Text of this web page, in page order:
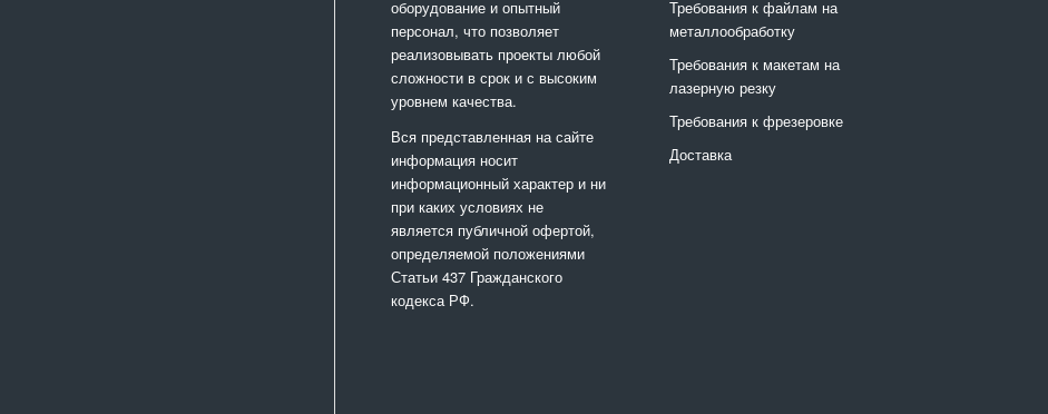
оборудование и опытный
персонал, что позволяет
реализовывать проекты любой
сложности в срок и с высоким
уровнем качества.
Вся представленная на сайте
информация носит
информационный характер и ни
при каких условиях не
является публичной офертой,
определяемой положениями
Статьи 437 Гражданского
кодекса РФ.
Требования к файлам на
металлообработку
Требования к макетам на
лазерную резку
Требования к фрезеровке
Доставка